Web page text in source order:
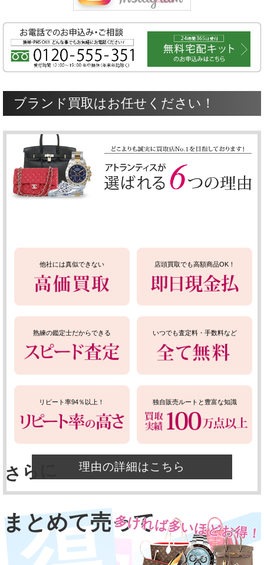
ブランド買取はお任せください！
他社には真似できない 店頭買取でも高額商品OK！
熟練の鑑定士だからできる いつでも査定料・手数料など
リピート率94％以上！ 独自販売ルートと豊富な知識
理由の詳細はこちら
まとめて売って
さらに
多ければ多いほどお得！